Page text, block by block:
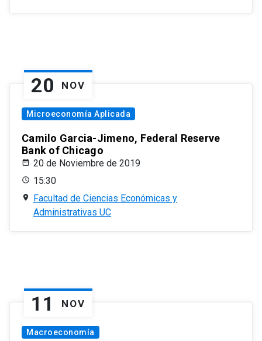
20 NOV
Microeconomía Aplicada
Camilo Garcia-Jimeno, Federal Reserve
Bank of Chicago
20 de Noviembre de 2019
15:30
Facultad de Ciencias Económicas y
Administrativas UC
11 NOV
Macroeconomía